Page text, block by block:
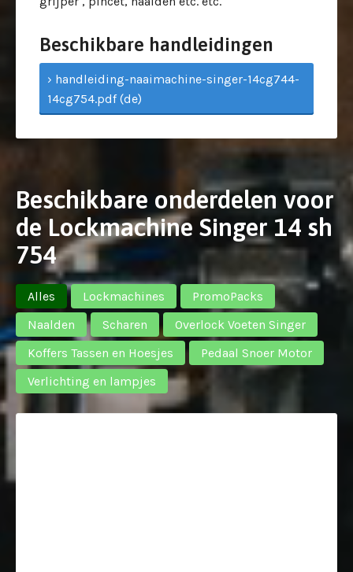
Beschikbare handleidingen
› handleiding-naaimachine-singer-14cg744-
14cg754.pdf (de)
Beschikbare onderdelen voor
de Lockmachine Singer 14 sh
754
Alles Lockmachines
PromoPacks
Naalden
Scharen
Overlock Voeten Singer
Koffers Tassen en Hoesjes
Pedaal Snoer Motor
Verlichting en lampjes